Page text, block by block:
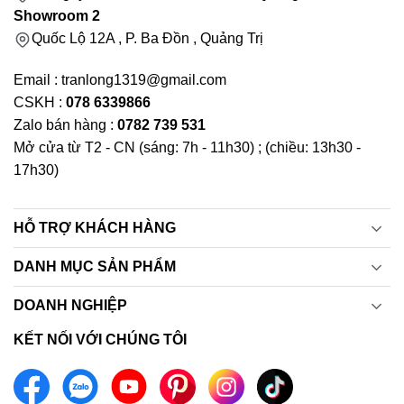
Showroom 2
Quốc Lộ 12A , P. Ba Đồn , Quảng Trị
Email : tranlong1319@gmail.com
CSKH : 078 6339866
Zalo bán hàng : 0782 739 531
Mở cửa từ T2 - CN (sáng: 7h - 11h30) ; (chiều: 13h30 -
17h30)
HỖ TRỢ KHÁCH HÀNG
DANH MỤC SẢN PHẨM
DOANH NGHIỆP
KẾT NỐI VỚI CHÚNG TÔI